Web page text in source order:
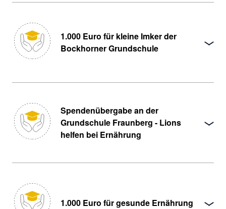
1.000 Euro für klei­ne Imker der
Bockhorner Grundschule
Spendenübergabe an der
Grundschule Fraunberg - Lions
helfen bei Ernährung
1.000 Euro für gesunde Ernährung